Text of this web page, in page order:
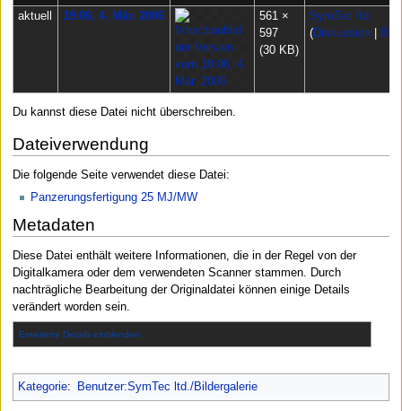
aktuell
19:06, 4. Mär. 2006
561 ×
597
(30 KB)
SymTec ltd.
(Diskussion|
Du kannst diese Datei nicht überschreiben.
Dateiverwendung
Die folgende Seite verwendet diese Datei:
Panzerungsfertigung 25 MJ/MW
Metadaten
Diese Datei enthält weitere Informationen, die in der Regel von der
Digitalkamera oder dem verwendeten Scanner stammen. Durch
nachträgliche Bearbeitung der Originaldatei können einige Details
verändert worden sein.
Erweiterte Details einblenden
Kategorie: Benutzer:SymTec ltd./Bildergalerie